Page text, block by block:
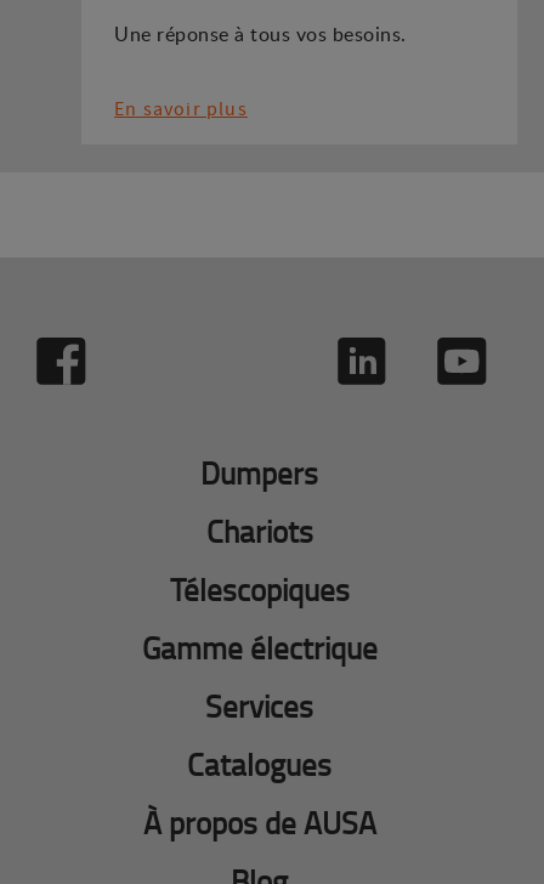
Une réponse à tous vos besoins.
En savoir plus
Dumpers
Chariots
Télescopiques
Gamme électrique
Services
Catalogues
À propos de AUSA